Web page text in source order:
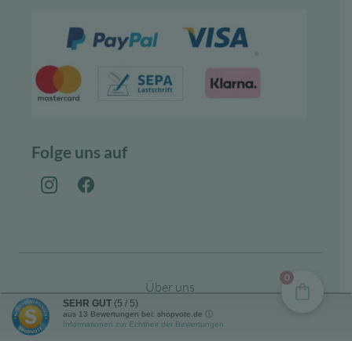
Folge uns auf
Über uns
Zahlungsarten
0
SEHR GUT (5 / 5)
aus 13 Bewertungen bei: shopvote.de ⓘ
Informationen zur Echtheit der Bewertungen